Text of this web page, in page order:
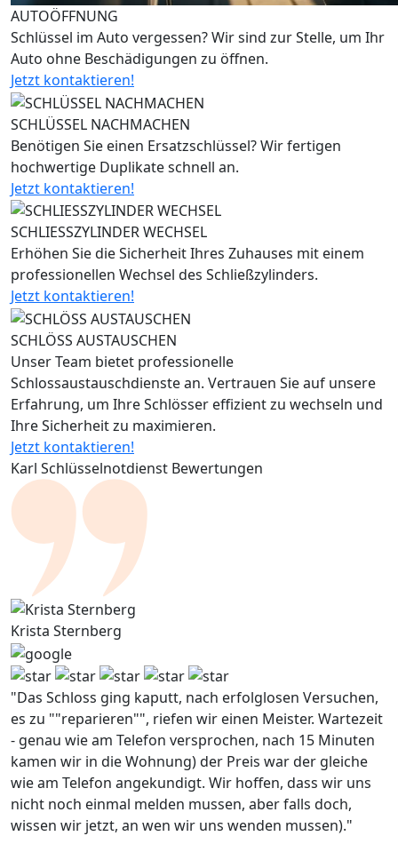
AUTOÖFFNUNG
Schlüssel im Auto vergessen? Wir sind zur Stelle, um Ihr
Auto ohne Beschädigungen zu öffnen.
Jetzt kontaktieren!
SCHLÜSSEL NACHMACHEN
Benötigen Sie einen Ersatzschlüssel? Wir fertigen
hochwertige Duplikate schnell an.
Jetzt kontaktieren!
SCHLIESSZYLINDER WECHSEL
Erhöhen Sie die Sicherheit Ihres Zuhauses mit einem
professionellen Wechsel des Schließzylinders.
Jetzt kontaktieren!
SCHLÖSS AUSTAUSCHEN
Unser Team bietet professionelle
Schlossaustauschdienste an. Vertrauen Sie auf unsere
Erfahrung, um Ihre Schlösser effizient zu wechseln und
Ihre Sicherheit zu maximieren.
Jetzt kontaktieren!
Karl Schlüsselnotdienst Bewertungen
Krista Sternberg
"Das Schloss ging kaputt, nach erfolglosen Versuchen,
es zu ""reparieren"", riefen wir einen Meister. Wartezeit
- genau wie am Telefon versprochen, nach 15 Minuten
kamen wir in die Wohnung) der Preis war der gleiche
wie am Telefon angekundigt. Wir hoffen, dass wir uns
nicht noch einmal melden mussen, aber falls doch,
wissen wir jetzt, an wen wir uns wenden mussen)."